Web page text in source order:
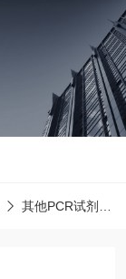
其他PCR试剂盒